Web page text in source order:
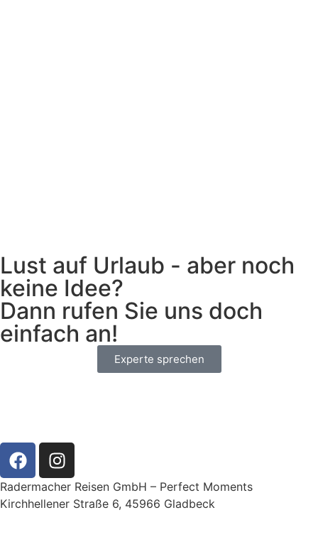
Lust auf Urlaub - aber noch
keine Idee?
Dann rufen Sie uns doch
einfach an!
Experte sprechen
Radermacher Reisen GmbH – Perfect Moments
Kirchhellener Straße 6, 45966 Gladbeck